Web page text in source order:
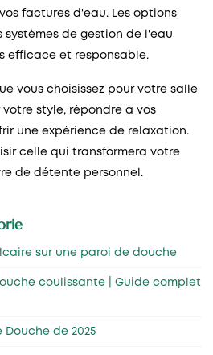
factures d'eau. Les options
systèmes de gestion de l'eau
efficace et responsable.
vous choisissez pour votre salle
style, répondre à vos
une expérience de relaxation.
celle qui transformera votre
de détente personnel.
sur une paroi de douche
coulissante | Guide complet
Douche de 2025